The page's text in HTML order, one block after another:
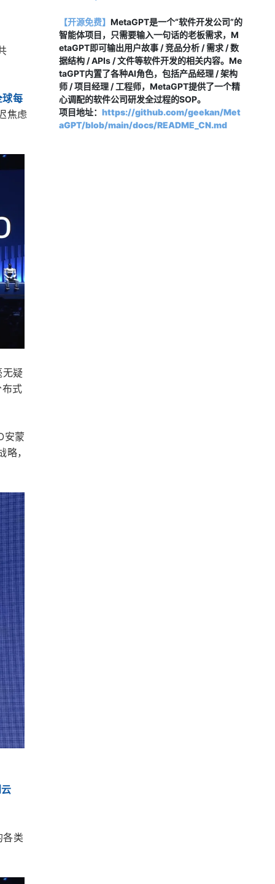
球每
焦虑
无疑
式
安蒙
，
各类
【开源免费】 MetaGPT是一个“软件开发公司”的
智能体项目，只需要输入一句话的老板需求，M
etaGPT即可输出用户故事 / 竞品分析 / 需求 / 数
据结构 / APIs / 文件等软件开发的相关内容。Me
taGPT内置了各种AI角色，包括产品经理 / 架构
师 / 项目经理 / 工程师，MetaGPT提供了一个精
心调配的软件公司研发全过程的SOP。
项目地址： https://github.com/geekan/Met
aGPT/blob/main/docs/README_CN.md